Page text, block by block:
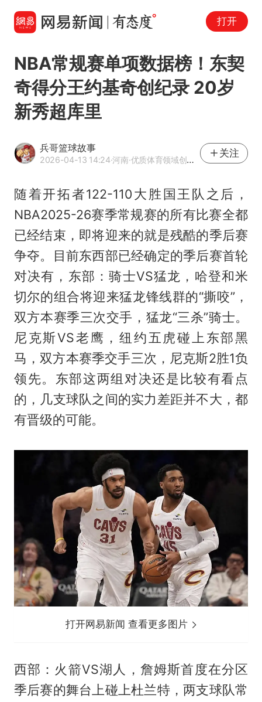
打开
NBA常规赛单项数据榜！东契
奇得分王约基奇创纪录 20岁
新秀超库里
兵哥篮球故事
2026-04-13 14:24·河南·优质体育领域创作者
关注
随着开拓者122-110大胜国王队之后，
NBA2025-26赛季常规赛的所有比赛全都
已经结束，即将迎来的就是残酷的季后赛
争夺。目前东西部已经确定的季后赛首轮
对决有，东部：骑士VS猛龙，哈登和米
切尔的组合将迎来猛龙锋线群的“撕咬”，
双方本赛季三次交手，猛龙“三杀”骑士。
尼克斯VS老鹰，纽约五虎碰上东部黑
马，双方本赛季交手三次，尼克斯2胜1负
领先。东部这两组对决还是比较有看点
的，几支球队之间的实力差距并不大，都
有晋级的可能。
打开网易新闻 查看更多图片
西部：火箭VS湖人，詹姆斯首度在分区
季后赛的舞台上碰上杜兰特，两支球队常